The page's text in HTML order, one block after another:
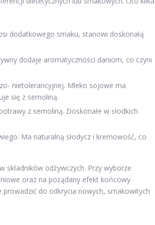
dodatkowego smaku, stanowi doskonałą
dodaje aromatyczności daniom, co czyni
nietolerancyjnej. Mleko sojowe ma
się z semoliną.
z semoliną. Doskonałe w słodkich
Ma naturalną słodycz i kremowość, co
odżywczych. Przy wyborze
oraz na pożądany efekt końcowy
do odkrycia nowych, smakowitych